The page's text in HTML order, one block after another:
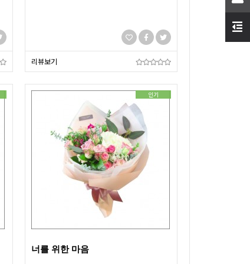
리뷰보기
인기
너를 위한 마음